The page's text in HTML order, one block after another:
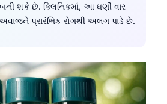
શકે છે. ક્લિનિકમાં, આ ઘણી વાર
પ્રારંભિક રોગથી અલગ પાડે છે.